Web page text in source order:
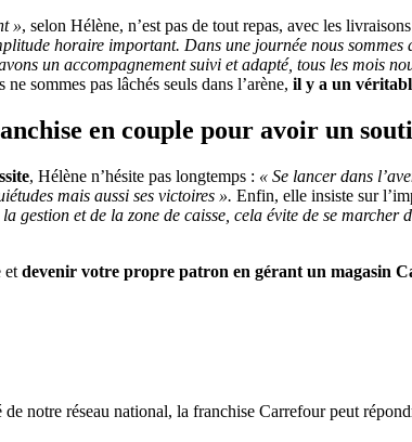
», selon Hélène, n’est pas de tout repas, avec les
horaire important. Dans une journée nous sommes
un accompagnement suivi et adapté, tous les mois
sommes pas lâchés seuls dans l’arène, il y a un
en couple pour avoir un
, Hélène n’hésite pas longtemps : « Se lancer dans
mais aussi ses victoires ». Enfin, elle insiste sur
gestion et de la zone de caisse, cela évite de se marcher
et devenir votre propre patron en gérant un magasin
notre réseau national, la franchise Carrefour peut